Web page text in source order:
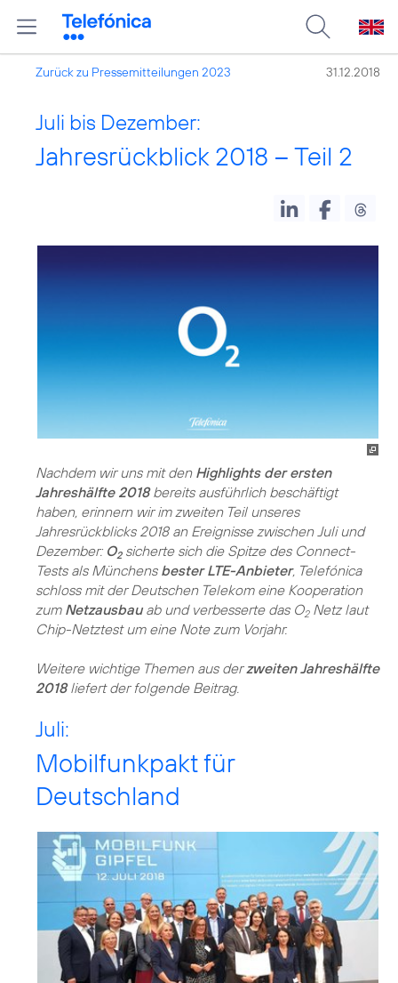
Zurück zu Pressemitteilungen 2023 31.12.2018
Juli bis Dezember:
Jahresrückblick 2018 – Teil 2
Nachdem wir uns mit den Highlights der ersten
Jahreshälfte 2018bereits ausführlich beschäftigt
haben, erinnern wir im zweiten Teil unseres
Jahresrückblicks 2018 an Ereignisse zwischen Juli und
Dezember: O2sicherte sich die Spitze des Connect-
Tests als Münchens bester LTE-Anbieter, Telefónica
schloss mit der Deutschen Telekom eine Kooperation
zum Netzausbauab und verbesserte das O2Netz laut
Chip-Netztest um eine Note zum Vorjahr.
Weitere wichtige Themen aus derzweiten Jahreshälfte
2018liefert der folgende Beitrag.
Juli:
Mobilfunkpakt für
Deutschland